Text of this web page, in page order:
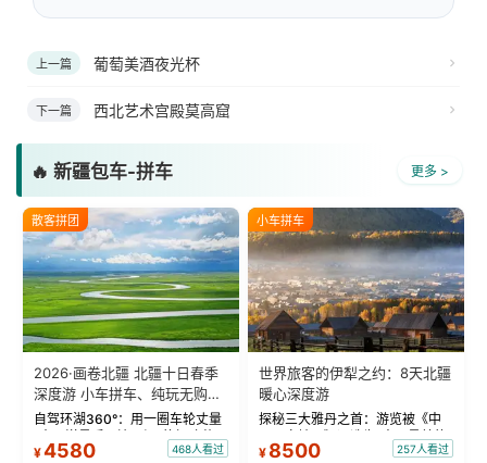
上一篇 葡萄美酒夜光杯
下一篇 西北艺术宫殿莫高窟
🔥 新疆包车-拼车 更多 >
散客拼团
2026·画卷北疆 北疆十日春季
深度游 小车拼车、纯玩无购
物！
自驾环湖360°：用一圈车轮丈量
“大西洋最后一滴眼泪”的极致蔚
蓝。 赛湖旅拍：甄选多款风格服
¥4580 468人看过
小车拼车
世界旅客的伊犁之约：8天北疆
暖心深度游
探秘三大雅丹之首：游览被《中
国国家地理》评选为“中国最美的
三大雅丹”第一名的克拉玛依魔鬼
¥ 8500 257人看过